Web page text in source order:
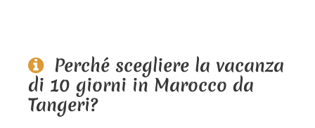
Perché scegliere la vacanza
di 10 giorni in Marocco da
Tangeri?